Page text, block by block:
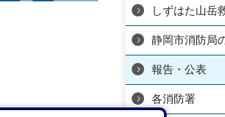
しずはた山岳
静岡市消防局
報告・公表
各消防署